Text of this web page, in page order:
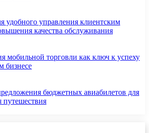
удобного управления клиентским
качества обслуживания
мобильной торговли как ключ к успеху
бизнесе
бюджетных авиабилетов для
путешествия